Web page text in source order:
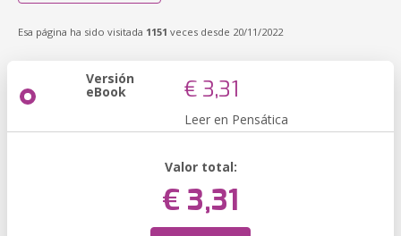
Esa página ha sido visitada 1151 veces desde 20/11/2022
Versión
eBook € 3,31
Leer en Pensática
Valor total:
€ 3,31